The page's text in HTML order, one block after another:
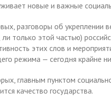
новые и важные
разговоры об укреплении
ли только этой частью)
этих слов и
режима — сегодня крайне
главным пунктом
качество государства.